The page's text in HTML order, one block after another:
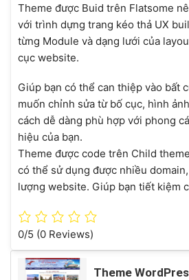
Theme được Buid trên Flatsome
với trình dựng trang kéo thả UX
từng Module và dạng lưới của
cục website.
Giúp bạn có thể can thiệp vào bất
muốn chỉnh sửa từ bố cục, hình
cách dễ dàng phù hợp với phong
hiệu của bạn.
Theme được code trên Child
có thể sử dụng được nhiều
lượng website. Giúp bạn tiết kiệm
0/5 (0 Reviews)
Theme